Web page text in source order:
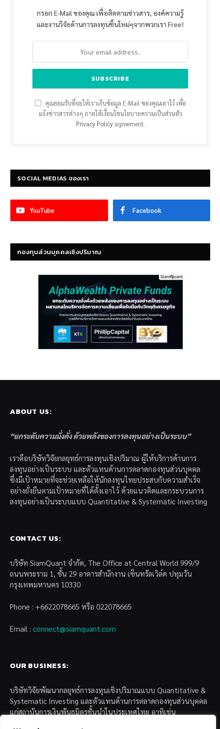
กรอก E-Mail ของคุณ เพื่อติดตามข่าวสาร, องค์ความรู้
และงานวิจัยด้านการลงทุนชิ้นใหม่ๆจากพวกเรา Free!
คุณยอมรับที่จะให้เราเก็บข้อมูล E-Mail ของคุณเอาไว้ เพื่อ
แจ้งข่าวสารต่างๆ ภายใต้เงื่อนไขนโยบายความเป็นส่วนตัว
Privacy Policyagreement.
SOCIAL MEDIAS ของเรา
YouTube Facebook
กองทุนส่วนบุคคลเชิงปริมาณ
ABOUT US:
“ยกระดับความมั่งคั่ง ด้วยพลังของการลงทุนอย่างเป็นระบบ”
เราคือบริษัทวิจัยกลยุทธ์การลงทุนเชิงปริมาณ ผู้ให้บริการด้านการ
ลงทุนอย่างเป็นระบบ และตัวแทนด้านการตลาดกองทุนส่วนบุคคล
ซึ่งมีเป้าหมายที่จะช่วยเหลือให้นักลงทุนไทยประสบกับความสำเร็จ
อย่างยั่งยืนตามเป้าหมายที่ได้ตั้งเอาไว้ ด้วยแนวคิดและกระบวนการ
ลงทุนอย่างเป็นระบบแบบ Quantitative & Systematic Investing
CONTACT US:
บริษัท SiamQuant จำกัด, The Office at Central World 999/9
ถนนพระราม 1, ชั้น 29 อาคารสำนักงาน เซ็นทรัลเวิล์ด ปทุมวัน
กรุงเทพมหานคร 10330
Phone : +6622078665 หรือ 022078665
Email : connect@siamquant.com
OUR BUSINESS:
บริษัทวิจัยพัฒนากลยุทธ์การลงทุนเชิงปริมาณแบบ Quantitative &
Systematic Investing และตัวแทนด้านการตลาดกองทุนส่วนบุคคล
แก่สถาบันการเงินพันธมิตรชั้นนำในประเทศไทย อาทิเช่น